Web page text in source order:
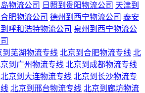
物流公司 日照到贵阳物流公司 天津到
肥物流公司 德州到西宁物流公司 泰安
呼和浩特物流公司 泉州到西宁物流公
到芜湖物流专线 北京到合肥物流专线 北
到广州物流专线 北京到成都物流专线
北京到大连物流专线 北京到长沙物流专
北京到邢台物流专线 北京到廊坊物流